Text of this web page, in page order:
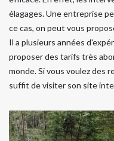
élagages. Une entreprise
ce cas, on peut vous
Il a plusieurs années
proposer des tarifs très
monde. Si vous voulez des
suffit de visiter son site